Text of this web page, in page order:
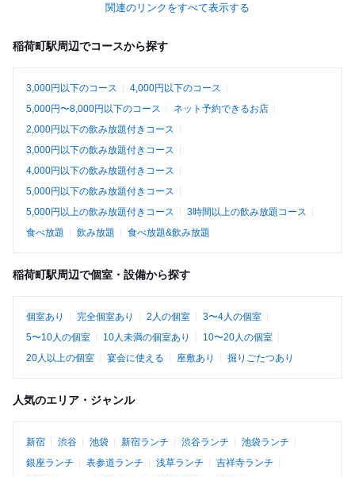
関連のリンクをすべて表示する
稲荷町駅周辺でコースから探す
3,000円以下のコース
4,000円以下のコース
5,000円〜8,000円以下のコース
ネット予約できるお店
2,000円以下の飲み放題付きコース
3,000円以下の飲み放題付きコース
4,000円以下の飲み放題付きコース
5,000円以下の飲み放題付きコース
5,000円以上の飲み放題付きコース
3時間以上の飲み放題コース
食べ放題
飲み放題 食べ放題&飲み放題
稲荷町駅周辺で個室・設備から探す
個室あり 完全個室あり 2人の個室
3〜4人の個室
5〜10人の個室
10人未満の個室あり
10〜20人の個室
20人以上の個室
宴会に使える 座敷あり 掘りごたつあり
人気のエリア・ジャンル
新宿 渋谷 池袋 新宿ランチ 渋谷ランチ
池袋ランチ
銀座ランチ
表参道ランチ 浅草ランチ
吉祥寺ランチ